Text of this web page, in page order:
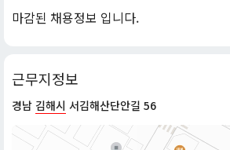
마감된 채용정보 입니다.
근무지정보
경남 김해시 서김해산단안길 56